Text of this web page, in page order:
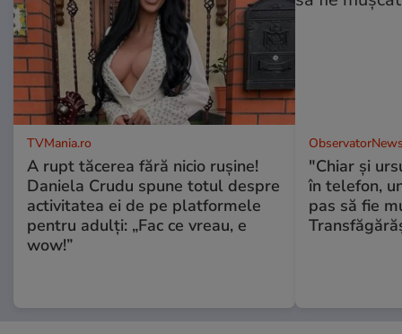
TVMania.ro
A rupt tăcerea fără nicio rușine!
Daniela Crudu spune totul despre
activitatea ei de pe platformele
pentru adulți: „Fac ce vreau, e
wow!”
"Chiar și
în telefon,
pas să fie